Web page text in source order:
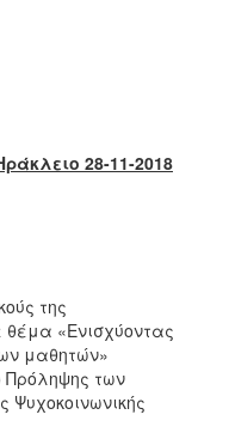
28-11-2018
της
«Ενισχύοντας
μαθητών»
Πρόληψης των